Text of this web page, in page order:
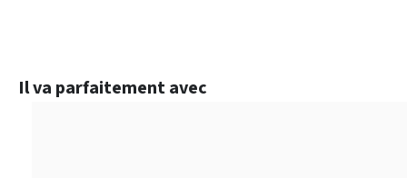
Ignorer la galerie de produits
Il va parfaitement avec